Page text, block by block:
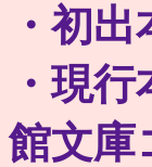
・初
・現
館文庫